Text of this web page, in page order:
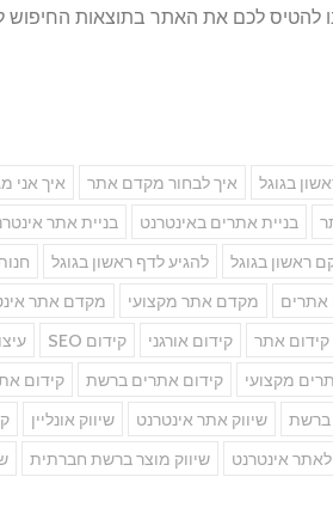
להטיס לכם את האתר בתוצאות
איך אני איך לבחור מקדם אתר בגוגל
בניית אתר בניית אתרים באינטרנט
להגיע לדף ראשון בגוגל ראשון בגוגל
מקדם אתר מקדם אתר מקצועי
קידום SEO קידום אורגני קידום אתר
קידום קידום אתרים ברשת מקצועי
שיווק אונליין שיווק אתר אינטרנט ברשת
שיווק מוצר ברשת חברתית אינטרנט